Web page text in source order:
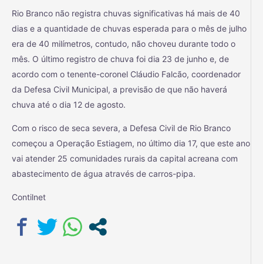
Rio Branco não registra chuvas significativas há mais de 40
dias e a quantidade de chuvas esperada para o mês de julho
era de 40 milímetros, contudo, não choveu durante todo o
mês. O último registro de chuva foi dia 23 de junho e, de
acordo com o tenente-coronel Cláudio Falcão, coordenador
da Defesa Civil Municipal, a previsão de que não haverá
chuva até o dia 12 de agosto.
Com o risco de seca severa, a Defesa Civil de Rio Branco
começou a Operação Estiagem, no último dia 17, que este ano
vai atender 25 comunidades rurais da capital acreana com
abastecimento de água através de carros-pipa.
Contilnet